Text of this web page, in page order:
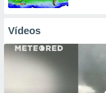
Vídeos